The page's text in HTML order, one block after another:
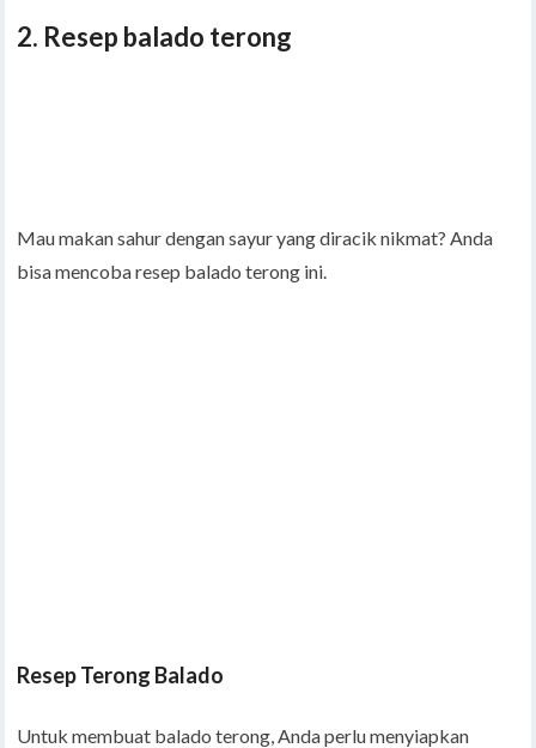
2. Resep balado terong
Mau makan sahur dengan sayur yang diracik nikmat? Anda
bisa mencoba resep balado terong ini.
Resep Terong Balado
Untuk membuat balado terong, Anda perlu menyiapkan